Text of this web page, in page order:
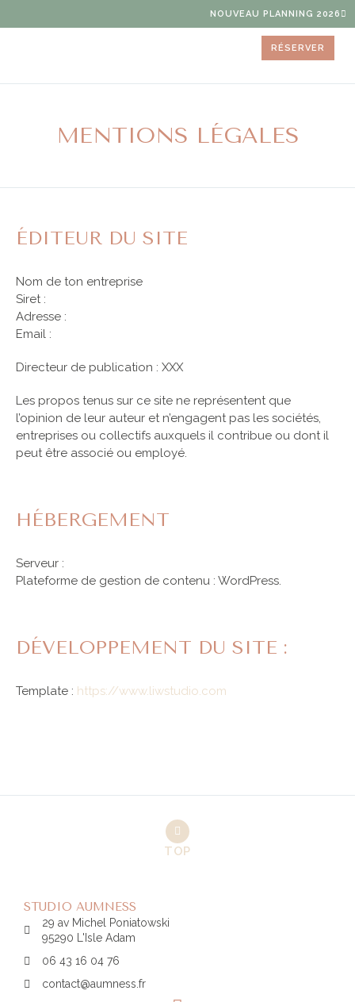
NOUVEAU PLANNING 2026
RÉSERVER
MENTIONS LÉGALES
ÉDITEUR DU SITE
Nom de ton entreprise
Siret :
Adresse :
Email :
Directeur de publication : XXX
Les propos tenus sur ce site ne représentent que
l’opinion de leur auteur et n’engagent pas les sociétés,
entreprises ou collectifs auxquels il contribue ou dont il
peut être associé ou employé.
HÉBERGEMENT
Serveur :
Plateforme de gestion de contenu : WordPress.
DÉVELOPPEMENT DU SITE :
Template : https://www.liwstudio.com
STUDIO AUMNESS
29 av Michel Poniatowski
95290 L'Isle Adam
06 43 16 04 76
contact@aumness.fr
TOP